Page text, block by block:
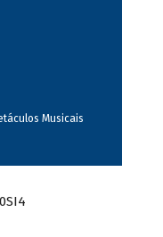
Musicais